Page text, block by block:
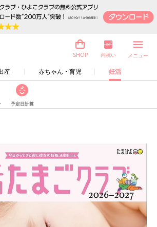
産 赤ちゃん・育児 妊活
SHOP 内祝い メニュー
予定日計算